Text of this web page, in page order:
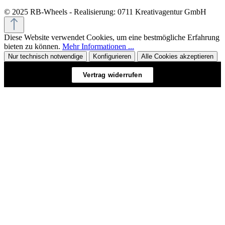
© 2025 RB-Wheels - Realisierung: 0711 Kreativagentur GmbH
Diese Website verwendet Cookies, um eine bestmögliche Erfahrung
bieten zu können. Mehr Informationen ...
Nur technisch notwendige Konfigurieren Alle Cookies akzeptieren
Vertrag widerrufen